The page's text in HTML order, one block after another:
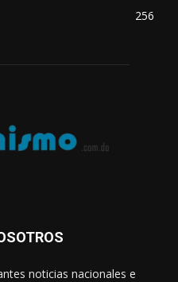
256
noticias nacionales e